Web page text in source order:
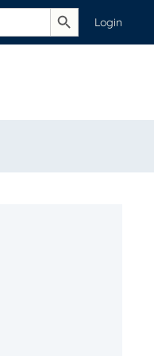
Search Button
Login